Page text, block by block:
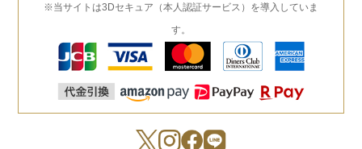
※当サイトは3Dセキュア（本人認証サービス）を導入していま
す。